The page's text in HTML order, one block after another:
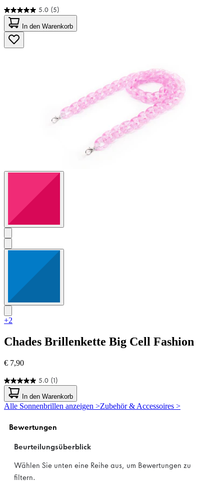
5.0 (5)
5.0
von
5
Sternen.
5
In den Warenkorb
+2
Chades Brillenkette Big Cell Fashion
€ 7,90
5.0 (1)
5.0
von
5
Sternen.
Bewertung
In den Warenkorb
Alle Sonnenbrillen anzeigen >Zubehör & Accessoires >